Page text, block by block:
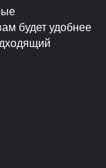
будет удобнее